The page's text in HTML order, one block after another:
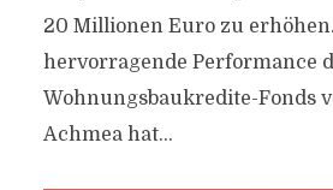
20 Millionen Euro zu
hervorragende Performance
Wohnungsbaukredite-Fonds
Achmea hat...